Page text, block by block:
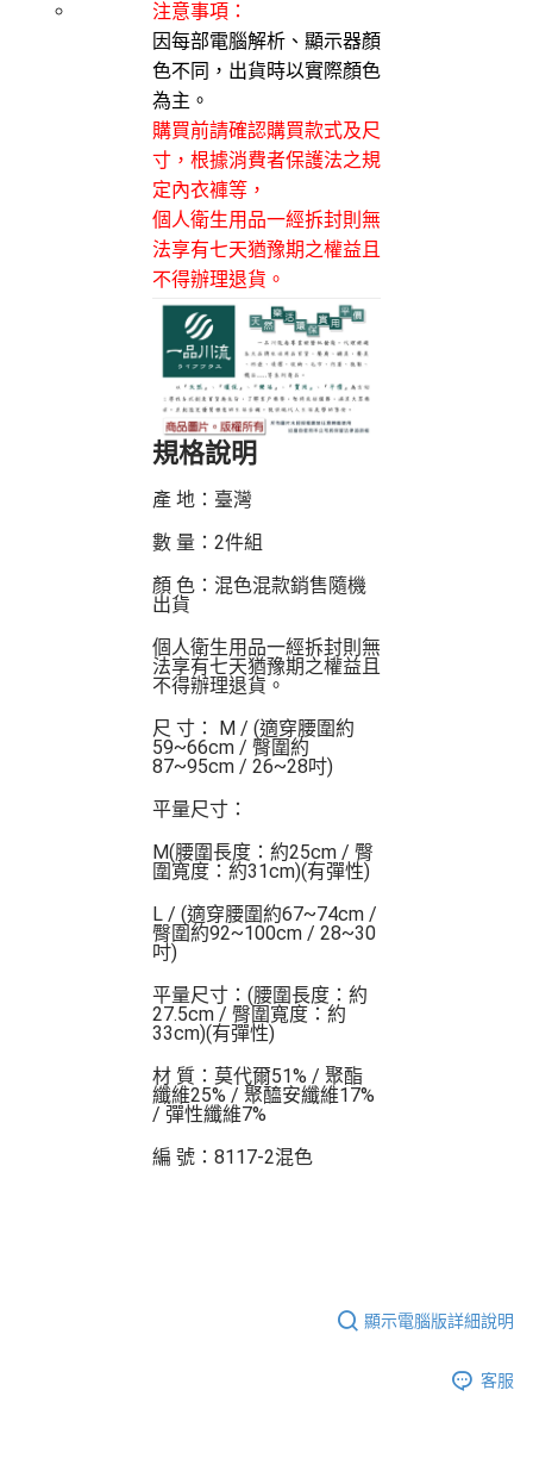
注意事項：
因每部電腦解析、顯示器顏
色不同，出貨時以實際顏色
為主。
購買前請確認購買款式及尺
寸，根據消費者保護法之規
定內衣褲等，
個人衛生用品一經拆封則無
法享有七天猶豫期之權益且
不得辦理退貨。
規格說明
產 地：臺灣
數 量：2件組
顏 色：混色混款銷售隨機
出貨
個人衛生用品一經拆封則無
法享有七天猶豫期之權益且
不得辦理退貨。
尺 寸： M / (適穿腰圍約
59~66cm / 臀圍約
87~95cm / 26~28吋)
平量尺寸：
M(腰圍長度：約25cm / 臀
圍寬度：約31cm)(有彈性)
L / (適穿腰圍約67~74cm /
臀圍約92~100cm / 28~30
吋)
平量尺寸：(腰圍長度：約
27.5cm / 臀圍寬度：約
33cm)(有彈性)
材 質：莫代爾51% / 聚酯
纖維25% / 聚醯安纖維17%
/ 彈性纖維7%
編 號：8117-2混色
顯示電腦版詳細說明
客服